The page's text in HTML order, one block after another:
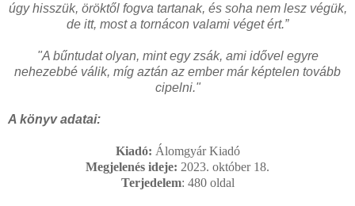
úgy hisszük, öröktől fogva tartanak, és soha nem lesz végük,
de itt, most a tornácon valami véget ért.”
"A bűntudat olyan, mint egy zsák, ami idővel egyre
nehezebbé válik, míg aztán az ember már képtelen tovább
cipelni."
A könyv adatai:
Kiadó: Álomgyár Kiadó
Megjelenés ideje: 2023. október 18.
Terjedelem: 480 oldal